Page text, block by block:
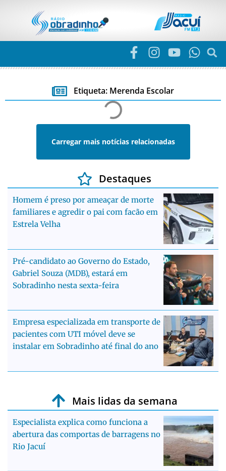
Etiqueta: Merenda Escolar
Carregar mais notícias relacionadas
Destaques
Homem é preso por ameaçar de morte
familiares e agredir o pai com facão em
Estrela Velha
Pré-candidato ao Governo do Estado,
Gabriel Souza (MDB), estará em
Sobradinho nesta sexta-feira
Empresa especializada em transporte de
pacientes com UTI móvel deve se
instalar em Sobradinho até final do ano
Mais lidas da semana
Especialista explica como funciona a
abertura das comportas de barragens no
Rio Jacuí